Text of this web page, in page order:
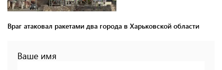
Враг атаковал ракетами два города в Харьковской области
Ваше имя